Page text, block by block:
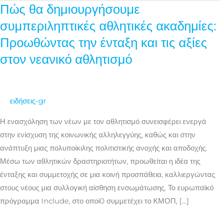
Πώς θα δημιουργήσουμε
συμπεριληπτικές αθλητικές ακαδημίες:
Προωθώντας την ένταξη και τις αξίες
στον νεανικό αθλητισμό
ειδήσεις-gr
Η ενασχόληση των νέων με τον αθλητισμό συνεισφέρει ενεργά
στην ενίσχυση της κοινωνικής αλληλεγγύης, καθώς και στην
ανάπτυξη μιας πολυποίκιλης πολιτιστικής ανοχής και αποδοχής.
Μέσω των αθλητικών δραστηριοτήτων, προωθείται η ιδέα της
ένταξης και συμμετοχής σε μια κοινή προσπάθεια, καλλιεργώντας
στους νέους μια συλλογική αίσθηση ενσωμάτωσης. Το ευρωπαϊκό
πρόγραμμα Include, στο οποί0 συμμετέχει το ΚΜΟΠ, […]
Πώς
δημιουργήσουμε
συμπεριληπτικές
αθλητικές
την
και
τις
αξίες
στον
νεανικό
αθλητισμό